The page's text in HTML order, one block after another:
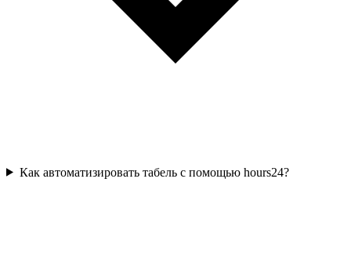
Как автоматизировать табель с помощью hours24?